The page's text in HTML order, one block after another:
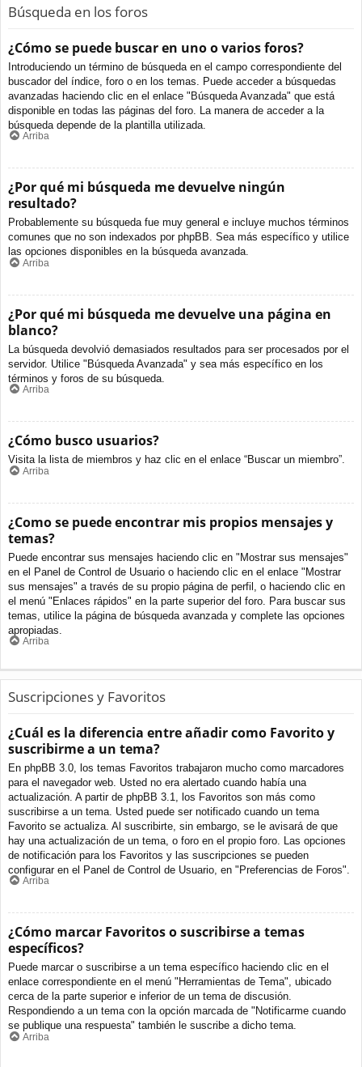
Búsqueda en los foros
¿Cómo se puede buscar en uno o varios foros?
Introduciendo un término de búsqueda en el campo correspondiente del
buscador del índice, foro o en los temas. Puede acceder a búsquedas
avanzadas haciendo clic en el enlace "Búsqueda Avanzada" que está
disponible en todas las páginas del foro. La manera de acceder a la
búsqueda depende de la plantilla utilizada.
Arriba
¿Por qué mi búsqueda me devuelve ningún
resultado?
Probablemente su búsqueda fue muy general e incluye muchos términos
comunes que no son indexados por phpBB. Sea más específico y utilice
las opciones disponibles en la búsqueda avanzada.
Arriba
¿Por qué mi búsqueda me devuelve una página en
blanco?
La búsqueda devolvió demasiados resultados para ser procesados por el
servidor. Utilice "Búsqueda Avanzada" y sea más específico en los
términos y foros de su búsqueda.
Arriba
¿Cómo busco usuarios?
Visita la lista de miembros y haz clic en el enlace “Buscar un miembro”.
Arriba
¿Como se puede encontrar mis propios mensajes y
temas?
Puede encontrar sus mensajes haciendo clic en "Mostrar sus mensajes"
en el Panel de Control de Usuario o haciendo clic en el enlace "Mostrar
sus mensajes" a través de su propio página de perfil, o haciendo clic en
el menú "Enlaces rápidos" en la parte superior del foro. Para buscar sus
temas, utilice la página de búsqueda avanzada y complete las opciones
apropiadas.
Arriba
Suscripciones y Favoritos
¿Cuál es la diferencia entre añadir como Favorito y
suscribirme a un tema?
En phpBB 3.0, los temas Favoritos trabajaron mucho como marcadores
para el navegador web. Usted no era alertado cuando había una
actualización. A partir de phpBB 3.1, los Favoritos son más como
suscribirse a un tema. Usted puede ser notificado cuando un tema
Favorito se actualiza. Al suscribirte, sin embargo, se le avisará de que
hay una actualización de un tema, o foro en el propio foro. Las opciones
de notificación para los Favoritos y las suscripciones se pueden
configurar en el Panel de Control de Usuario, en "Preferencias de Foros".
Arriba
¿Cómo marcar Favoritos o suscribirse a temas
específicos?
Puede marcar o suscribirse a un tema específico haciendo clic en el
enlace correspondiente en el menú "Herramientas de Tema", ubicado
cerca de la parte superior e inferior de un tema de discusión.
Respondiendo a un tema con la opción marcada de "Notificarme cuando
se publique una respuesta" también le suscribe a dicho tema.
Arriba